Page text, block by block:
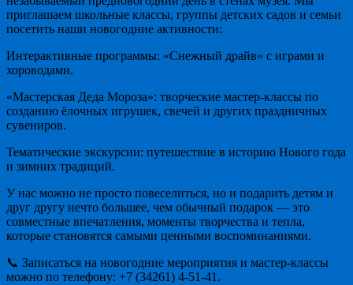
приглашаем школьные классы, группы детских садов и семьи
посетить наши новогодние активности:
Интерактивные программы: «Снежный драйв» с играми и
хороводами.
«Мастерская Деда Мороза»: творческие мастер-классы по
созданию ёлочных игрушек, свечей и других праздничных
сувениров.
Тематические экскурсии: путешествие в историю Нового года
и зимних традиций.
У нас можно не просто повеселиться, но и подарить детям и
друг другу нечто большее, чем обычный подарок — это
совместные впечатления, моменты творчества и тепла,
которые становятся самыми ценными воспоминаниями.
📞 Записаться на новогодние мероприятия и мастер-классы
можно по телефону: +7 (34261) 4-51-41.